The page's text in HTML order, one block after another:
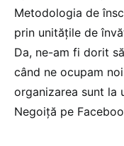
Metodologia de
prin unitățile de
Da, ne-am fi dorit
când ne ocupam
organizarea sunt la
Negoiță pe